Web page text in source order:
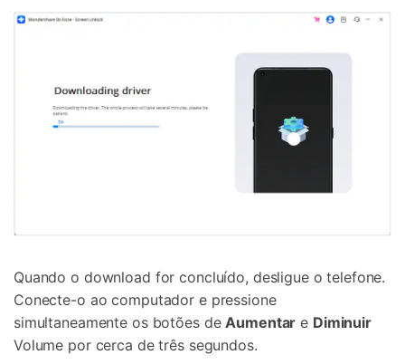
Quando o download for concluído, desligue o telefone.
Conecte-o ao computador e pressione
simultaneamente os botões de Aumentar e Diminuir
Volume por cerca de três segundos.